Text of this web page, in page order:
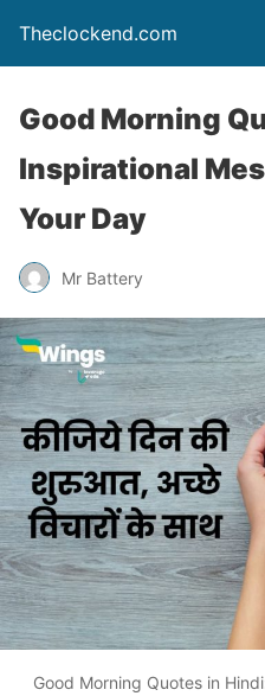
Theclockend.com
Good Morning
Inspirational
Your Day
Mr Battery
Good Morning Quotes in